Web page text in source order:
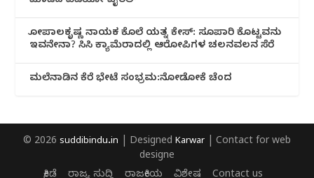
ಗೋಪಾಲಕೃಷ್ಣ ನಾಯಕ ಕೊಲೆ ಯತ್ನ ಕೇಸ್: ಸೂಪಾರಿ ಕೊಟ್ಟವನು
ಇವನೇನಾ? ಸಿಸಿ ಕ್ಯಾಮೆರಾದಲ್ಲಿ ಆರೋಪಿಗಳ ಚಲನವಲನ ಸೆರೆ
ಮಲೆನಾಡಿ‌ನ ಕೆರೆ ಭೇಟೆ ಸಂಭ್ರಮ:ನೋಡೋಕೆ ಚೆಂದ
© 2026 suddibindu.in | Designed Karwar | Contact for web
designe